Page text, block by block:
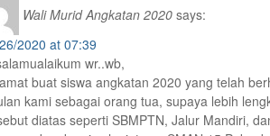
Wali Murid Angkatan 2020 says:
2020 at 07:39
wr..wb,
buat siswa angkatan 2020 yang telah
kami sebagai orang tua, supaya lebih
diatas seperti SBMPTN, Jalur Mandiri,